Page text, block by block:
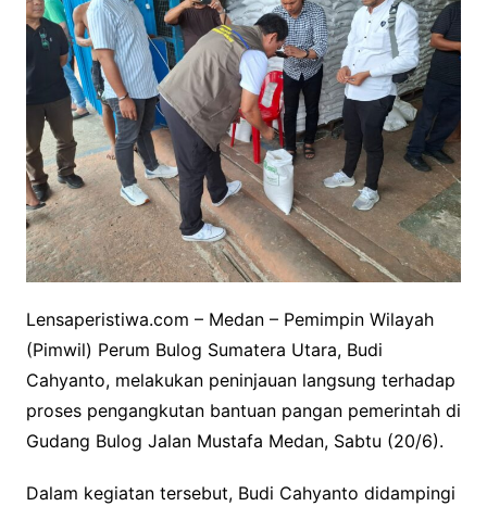
Lensaperistiwa.com – Medan – Pemimpin Wilayah
(Pimwil) Perum Bulog Sumatera Utara, Budi
Cahyanto, melakukan peninjauan langsung terhadap
proses pengangkutan bantuan pangan pemerintah di
Gudang Bulog Jalan Mustafa Medan, Sabtu (20/6).
Dalam kegiatan tersebut, Budi Cahyanto didampingi